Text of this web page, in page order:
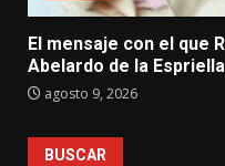
El mensaje con el que
Abelardo de la
agosto 9, 2026
BUSCAR